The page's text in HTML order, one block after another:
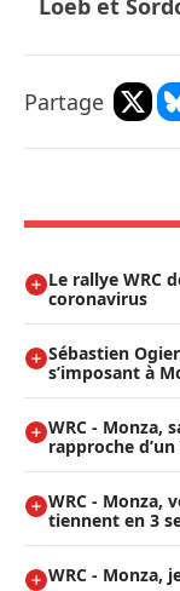
Loeb et
Partage
Le rallye WRC
coronavirus
Sébastien
s’imposant à
WRC - Monza,
rapproche
WRC - Monza,
tiennent en 3
WRC - Monza,